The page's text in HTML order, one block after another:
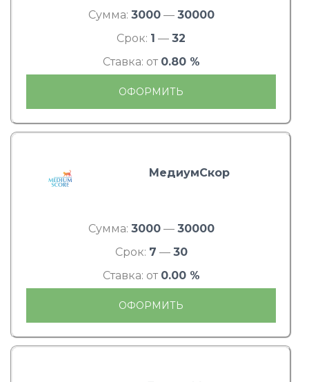
Сумма: 3000— 30000
Срок: 1 — 32
Ставка: от 0.80 %
ОФОРМИТЬ
МедиумСкор
Сумма: 3000— 30000
Срок: 7 — 30
Ставка: от 0.00 %
ОФОРМИТЬ